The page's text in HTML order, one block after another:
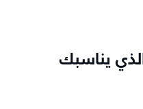
الذي يناسبك